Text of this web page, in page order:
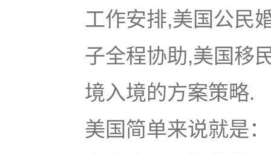
工作安排,美国公民
子全程协助,美国移
境入境的方案策略.
美国简单来说就是